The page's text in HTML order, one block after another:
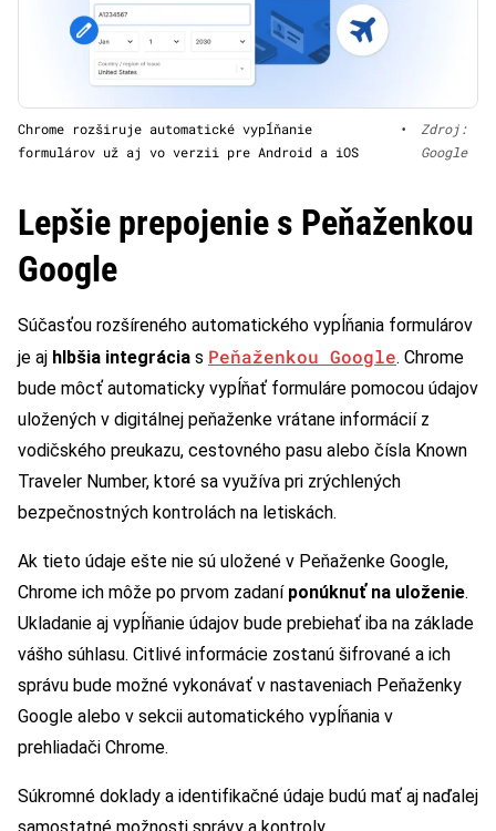
Chrome rozširuje automatické vypĺňanie
formulárov už aj vo verzii pre Android a iOS
•
Zdroj:
Google
Lepšie prepojenie s Peňaženkou
Google
Súčasťou rozšíreného automatického vypĺňania formulárov
je aj hlbšia integrácia s Peňaženkou Google. Chrome
bude môcť automaticky vypĺňať formuláre pomocou údajov
uložených v digitálnej peňaženke vrátane informácií z
vodičského preukazu, cestovného pasu alebo čísla Known
Traveler Number, ktoré sa využíva pri zrýchlených
bezpečnostných kontrolách na letiskách.
Ak tieto údaje ešte nie sú uložené v Peňaženke Google,
Chrome ich môže po prvom zadaní ponúknuť na uloženie.
Ukladanie aj vypĺňanie údajov bude prebiehať iba na základe
vášho súhlasu. Citlivé informácie zostanú šifrované a ich
správu bude možné vykonávať v nastaveniach Peňaženky
Google alebo v sekcii automatického vypĺňania v
prehliadači Chrome.
Súkromné doklady a identifikačné údaje budú mať aj naďalej